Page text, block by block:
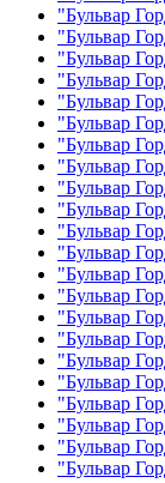
"Бульвар
"Бульвар
"Бульвар
"Бульвар
"Бульвар
"Бульвар
"Бульвар
"Бульвар
"Бульвар
"Бульвар
"Бульвар
"Бульвар
"Бульвар
"Бульвар
"Бульвар
"Бульвар
"Бульвар
"Бульвар
"Бульвар
"Бульвар
"Бульвар
"Бульвар